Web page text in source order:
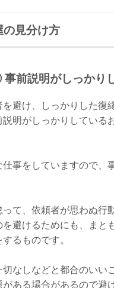
見分け方
前説明がしっかり
避け、しっかりした復
明がしっかりしている
事をしていますので、
て、依頼者が思わぬ行
避けるためにも、まと
るものです。
なしなどと都合のいい
がある場合があるので避